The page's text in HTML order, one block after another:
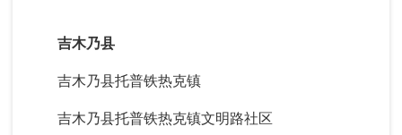
吉木乃县
吉木乃县托普铁热克镇
吉木乃县托普铁热克镇文明路社区